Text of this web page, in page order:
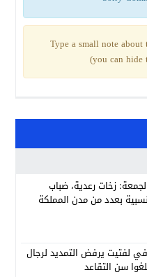
Type a small note
(you can hide
زخات رعدية، ضباب
بعدد من مدن المملكة
لفتيت يرفض التمديد لرجال
سن التقاعد